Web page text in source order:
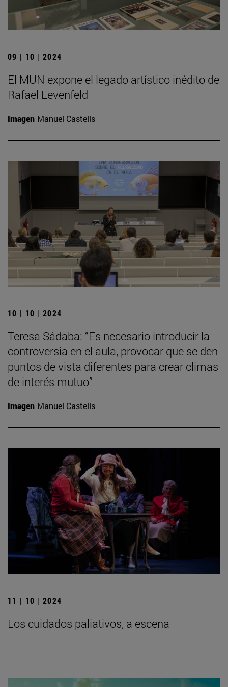
09 | 10 | 2024
El MUN expone el legado artístico inédito de
Rafael Levenfeld
Imagen Manuel Castells
10 | 10 | 2024
Teresa Sádaba: “Es necesario introducir la
controversia en el aula, provocar que se den
puntos de vista diferentes para crear climas
de interés mutuo”
Imagen Manuel Castells
11 | 10 | 2024
Los cuidados paliativos, a escena